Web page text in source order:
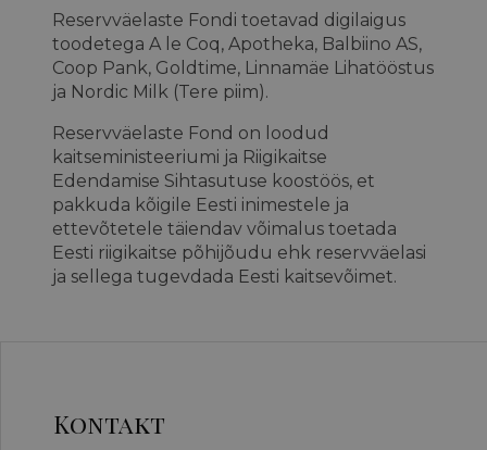
Reservväelaste Fondi toetavad digilaigus
toodetega A le Coq, Apotheka, Balbiino AS,
Coop Pank, Goldtime, Linnamäe Lihatööstus
ja Nordic Milk (Tere piim).
Reservväelaste Fond on loodud
kaitseministeeriumi ja Riigikaitse
Edendamise Sihtasutuse koostöös, et
pakkuda kõigile Eesti inimestele ja
ettevõtetele täiendav võimalus toetada
Eesti riigikaitse põhijõudu ehk reservväelasi
ja sellega tugevdada Eesti kaitsevõimet.
Kontakt